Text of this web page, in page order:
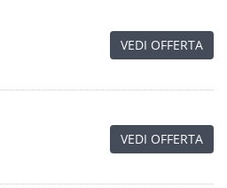
VEDI OFFERTA
VEDI OFFERTA